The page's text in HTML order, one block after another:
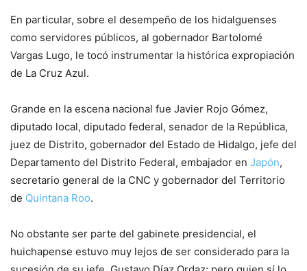
En particular, sobre el desempeño de los hidalguenses
como servidores públicos, al gobernador Bartolomé
Vargas Lugo, le tocó instrumentar la histórica expropiación
de La Cruz Azul.
Grande en la escena nacional fue Javier Rojo Gómez,
diputado local, diputado federal, senador de la República,
juez de Distrito, gobernador del Estado de Hidalgo, jefe del
Departamento del Distrito Federal, embajador en Japón,
secretario general de la CNC y gobernador del Territorio
de Quintana Roo.
No obstante ser parte del gabinete presidencial, el
huichapense estuvo muy lejos de ser considerado para la